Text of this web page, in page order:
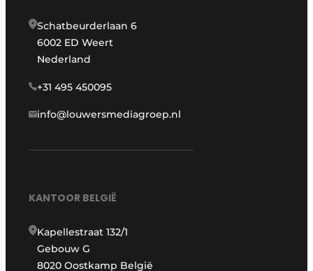
Schatbeurderlaan 6
6002 ED Weert
Nederland
+31 495 450095
info@louwersmediagroep.nl
KANTOOR BELGIË
Kapellestraat 132/1
Gebouw G
8020 Oostkamp België